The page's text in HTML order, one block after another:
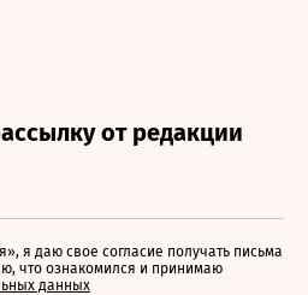
я даю свое согласие получать письма
что ознакомился и принимаю
данных